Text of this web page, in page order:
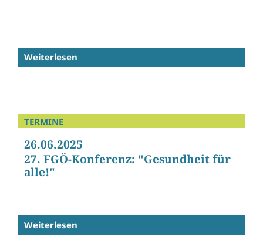
Weiterlesen
TERMINE
26.06.2025
27. FGÖ-Konferenz: "Gesundheit für
alle!"
Weiterlesen